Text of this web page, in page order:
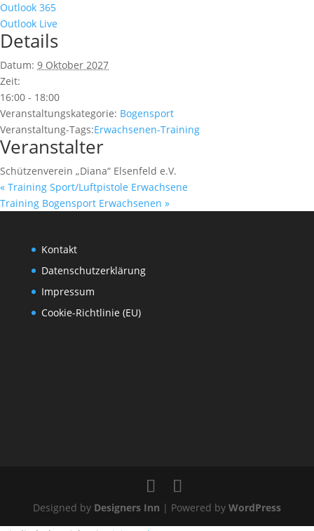
Outlook 365
Outlook Live
Details
Datum: 9 Oktober 2027
Zeit:
16:00 - 18:00
Veranstaltungskategorie: Bogensport
Veranstaltung-Tags:Erwachsenen-Training
Veranstalter
Schützenverein „Diana“ Elsenfeld e.V.
« Training Sport/Luftpistole Erwachsene
Training Bogensport Erwachsenen »
Kontakt
Datenschutzerklärung
Impressum
Cookie-Richtlinie (EU)
Designed by Designers Inn | Powered by WordPress